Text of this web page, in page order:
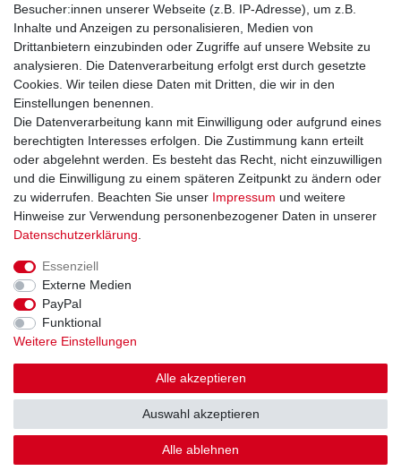
Rechtliche Informationen
Widerrufsrecht
Widerrufsformular
Datenschutzerklärung
AGB
Impressum
Vertrag widerrufen Kontakt
Zahlungsarten
Kreditkarte
Lastschrift
Apple Pay
Google Pay
Vorkasse
Facebook
Besucher:innen unserer Webseite (z.B. IP-Adresse), um z.B.
Inhalte und Anzeigen zu personalisieren, Medien von
Drittanbietern einzubinden oder Zugriffe auf unsere Website zu
analysieren. Die Datenverarbeitung erfolgt erst durch gesetzte
Cookies. Wir teilen diese Daten mit Dritten, die wir in den
Einstellungen benennen.
Die Datenverarbeitung kann mit Einwilligung oder aufgrund eines
berechtigten Interesses erfolgen. Die Zustimmung kann erteilt
oder abgelehnt werden. Es besteht das Recht, nicht einzuwilligen
und die Einwilligung zu einem späteren Zeitpunkt zu ändern oder
zu widerrufen. Beachten Sie unser Impressum und weitere
Hinweise zur Verwendung personenbezogener Daten in unserer
Daten­schutz­erklärung
Essenziell
Externe Medien
PayPal
Funktional
Weitere Einstellungen
Alle akzeptieren
Alle ablehnen
Auswahl akzeptieren